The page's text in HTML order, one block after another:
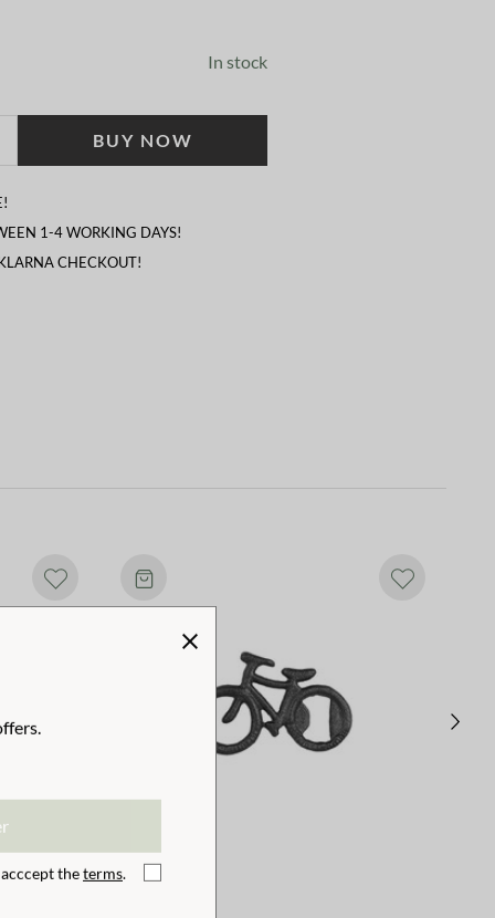
In stock
BUY NOW
1-4 WORKING DAYS!
CHECKOUT!
theterms.